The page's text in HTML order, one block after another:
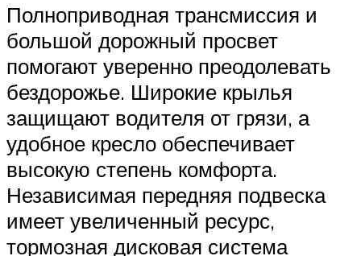
Полноприводная трансмиссия и
большой дорожный просвет
помогают уверенно преодолевать
бездорожье. Широкие крылья
защищают водителя от грязи, а
удобное кресло обеспечивает
высокую степень комфорта.
Независимая передняя подвеска
имеет увеличенный ресурс,
тормозная дисковая система